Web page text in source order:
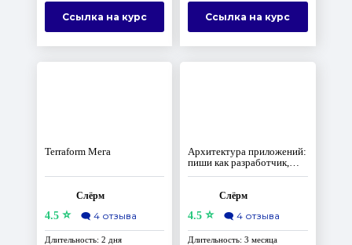
Ссылка на курс Ссылка на курс
Terraform Мега
Слёрм
4.5⭐ 🗨️ 4 отзыва
Длительность: 2 дня
Архитектура приложений:
пиши как разработчик,
думай как архитектор
Слёрм
4.5 ⭐ 🗨️ 4 отзыва
Длительность: 3 месяца